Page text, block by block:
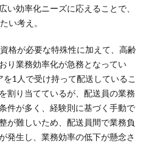
い効率化ニーズに応えることで、
い考え。
格が必要な特殊性に加えて、高齢
り業務効率化が急務となってい
1人で受け持って配送しているこ
割り当てているが、配送員の業務
件が多く、経験則に基づく手動で
が難しいため、配送員間で業務負
発生し、業務効率の低下が懸念さ